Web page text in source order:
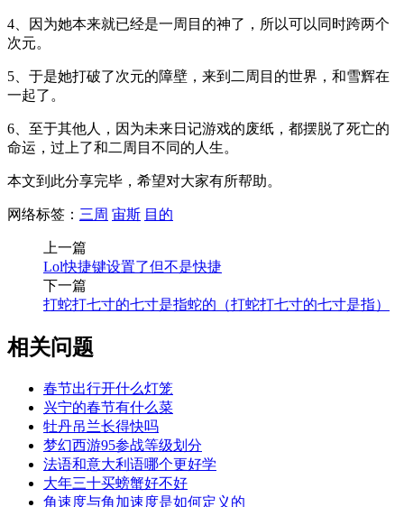
4、因为她本来就已经是一周目的神了，所以可以同时跨两个
次元。
5、于是她打破了次元的障壁，来到二周目的世界，和雪辉在
一起了。
6、至于其他人，因为未来日记游戏的废纸，都摆脱了死亡的
命运，过上了和二周目不同的人生。
本文到此分享完毕，希望对大家有所帮助。
网络标签： 三周 宙斯 目的
上一篇
Lol快捷键设置了但不是快捷
下一篇
打蛇打七寸的七寸是指蛇的（打蛇打七寸的七寸是指）
相关问题
春节出行开什么灯笼
兴宁的春节有什么菜
牡丹吊兰长得快吗
梦幻西游95参战等级划分
法语和意大利语哪个更好学
大年三十买螃蟹好不好
角速度与角加速度是如何定义的